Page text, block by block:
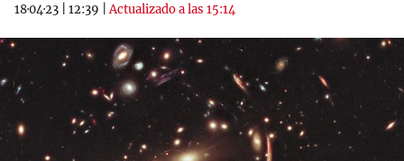
18·04·23
12:39 |Actualizado a las 15:14